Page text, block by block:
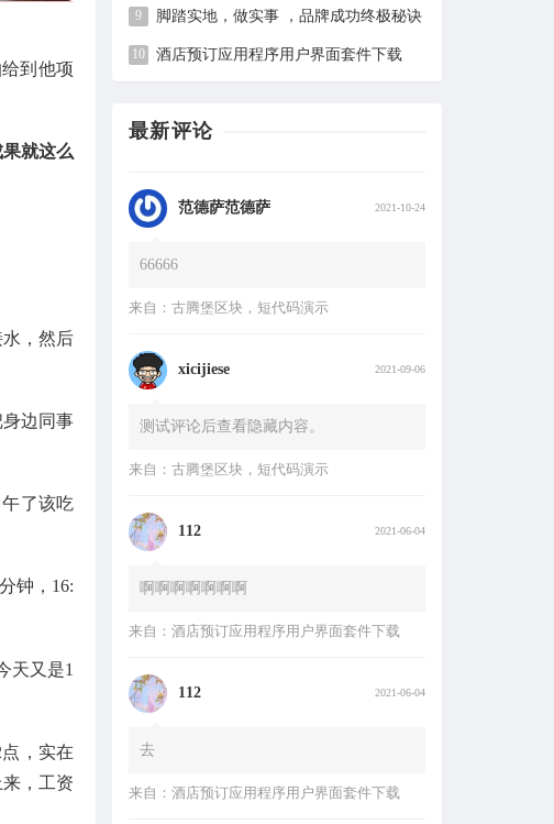
到他项
就这么
，然后
边同事
了该吃
钟，16:
天又是1
，实在
，工资
脚踏实地，做实事 ，品牌成功终极秘诀
酒店预订应用程序用户界面套件下载
最新评论
于灯火阑珊处，于暗香离别时，未曾放
弃
66666
来自：古腾堡区块，短代码演示
xicijiese
测试评论后查看隐藏内容。
来自：古腾堡区块，短代码演示
112
啊啊啊啊啊啊啊
来自：酒店预订应用程序用户界面套件下载
112 2021-06-04
去
来自：
咚咚锵 2020-11-03